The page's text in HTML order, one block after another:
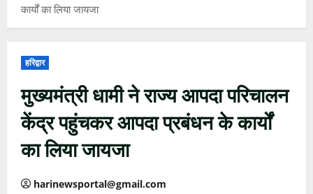
कार्यों का लिया जायजा
हरिद्वार
मुख्यमंत्री धामी ने राज्य आपदा परिचालन
केंद्र पहुंचकर आपदा प्रबंधन के कार्यों
का लिया जायजा
harinewsportal@gmail.com